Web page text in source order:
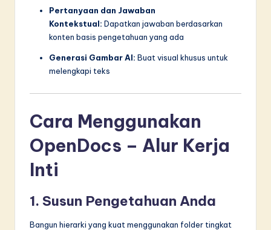
Pertanyaan dan Jawaban
Kontekstual: Dapatkan jawaban berdasarkan
konten basis pengetahuan yang ada
Generasi Gambar AI: Buat visual khusus untuk
melengkapi teks
Cara Menggunakan
OpenDocs – Alur Kerja
Inti
1. Susun Pengetahuan Anda
Bangun hierarki yang kuat menggunakan folder tingkat